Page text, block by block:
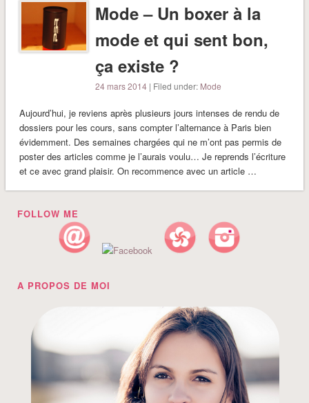
Mode – Un boxer à la
mode et qui sent bon,
ça existe ?
24 mars 2014 | Filed under: Mode
Aujourd’hui, je reviens après plusieurs jours intenses de rendu de
dossiers pour les cours, sans compter l’alternance à Paris bien
évidemment. Des semaines chargées qui ne m’ont pas permis de
poster des articles comme je l’aurais voulu… Je reprends l’écriture
et ce avec grand plaisir. On recommence avec un article …
FOLLOW ME
A PROPOS DE MOI